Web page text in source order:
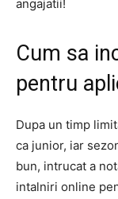
angajatii!
Cum sa
pentru
Dupa un timp
ca junior, iar
bun, intrucat a
intalniri online